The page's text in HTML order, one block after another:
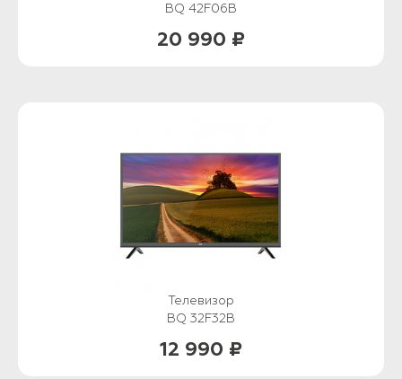
BQ 42F06B
20 990 ₽
Телевизор
BQ 32F32B
12 990 ₽